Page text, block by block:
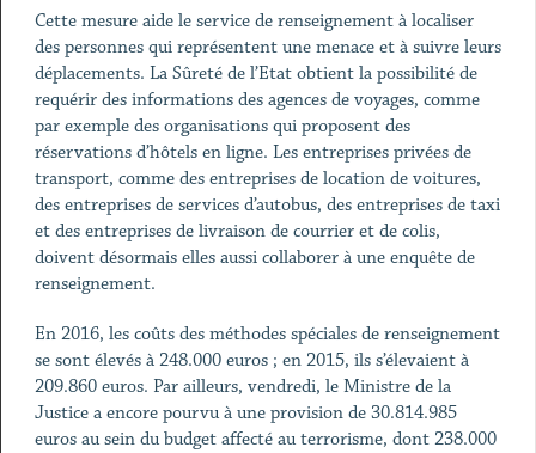
Cette mesure aide le service de renseignement à localiser
des personnes qui représentent une menace et à suivre leurs
déplacements. La Sûreté de l’Etat obtient la possibilité de
requérir des informations des agences de voyages, comme
par exemple des organisations qui proposent des
réservations d’hôtels en ligne. Les entreprises privées de
transport, comme des entreprises de location de voitures,
des entreprises de services d’autobus, des entreprises de taxi
et des entreprises de livraison de courrier et de colis,
doivent désormais elles aussi collaborer à une enquête de
renseignement.
En 2016, les coûts des méthodes spéciales de renseignement
se sont élevés à 248.000 euros ; en 2015, ils s’élevaient à
209.860 euros. Par ailleurs, vendredi, le Ministre de la
Justice a encore pourvu à une provision de 30.814.985
euros au sein du budget affecté au terrorisme, dont 238.000